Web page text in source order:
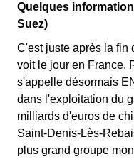
Quelques
Suez)
C'est juste après la fin
voit le jour en France.
s'appelle désormais
dans l'exploitation du
milliards d'euros de
Saint-Denis-Lès-
plus grand groupe